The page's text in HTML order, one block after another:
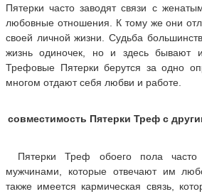
Пятерки часто заводят связи с
любовные отношения. К тому же они
своей личной жизни. Судьба
жизнь одиночек, но и здесь бывают
Трефовые Пятерки берутся за одно
многом отдают себя любви и работе.
совместимость Пятерки Треф с
Пятерки Треф обоего пола
мужчинами, которые отвечают им
также имеется кармическая связь,